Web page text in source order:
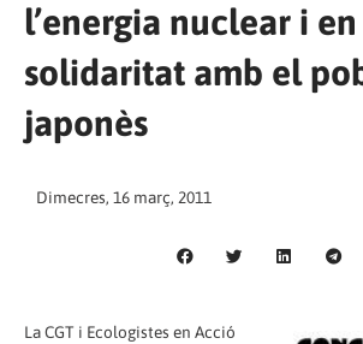
l’energia nuclear i en
solidaritat amb el
japonès
Dimecres, 16 març, 2011
La CGT i Ecologistes en Acció